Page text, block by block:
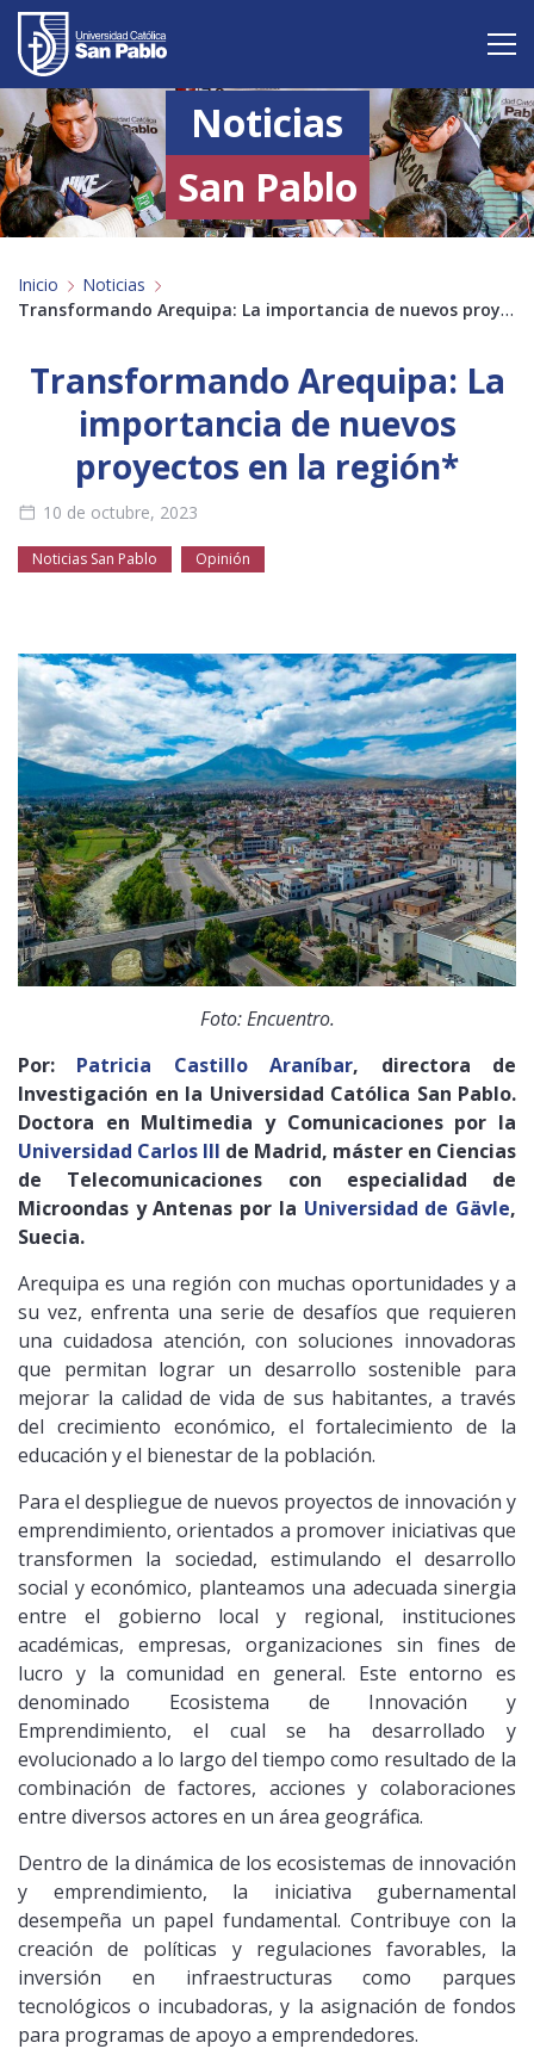
Vive San Pablo
Admisión
Carreras
Postgrado
Investigación
Servicio y proyección a la sociedad
Alumnos Profesores
Público general
Licenciamiento
Noticias
San Pablo
Inicio Noticias
Transformando Arequipa: La importancia de nuevos proyectos en la región*
Transformando Arequipa: La
importancia de nuevos
proyectos en la región*
10 de octubre, 2023
Noticias San Pablo Opinión
Foto: Encuentro.
Por: Patricia Castillo Araníbar, directora de
Investigación en la Universidad Católica San Pablo.
Doctora en Multimedia y Comunicaciones por la
Universidad Carlos III de Madrid, máster en Ciencias
de Telecomunicaciones con especialidad de
Microondas y Antenas por la Universidad de Gävle,
Suecia.
Arequipa es una región con muchas oportunidades y a
su vez, enfrenta una serie de desafíos que requieren
una cuidadosa atención, con soluciones innovadoras
que permitan lograr un desarrollo sostenible para
mejorar la calidad de vida de sus habitantes, a través
del crecimiento económico, el fortalecimiento de la
educación y el bienestar de la población.
Para el despliegue de nuevos proyectos de innovación y
emprendimiento, orientados a promover iniciativas que
transformen la sociedad, estimulando el desarrollo
social y económico, planteamos una adecuada sinergia
entre el gobierno local y regional, instituciones
académicas, empresas, organizaciones sin fines de
lucro y la comunidad en general. Este entorno es
denominado Ecosistema de Innovación y
Emprendimiento, el cual se ha desarrollado y
evolucionado a lo largo del tiempo como resultado de la
combinación de factores, acciones y colaboraciones
entre diversos actores en un área geográfica.
Dentro de la dinámica de los ecosistemas de innovación
y emprendimiento, la iniciativa gubernamental
desempeña un papel fundamental. Contribuye con la
creación de políticas y regulaciones favorables, la
inversión en infraestructuras como parques
tecnológicos o incubadoras, y la asignación de fondos
para programas de apoyo a emprendedores.